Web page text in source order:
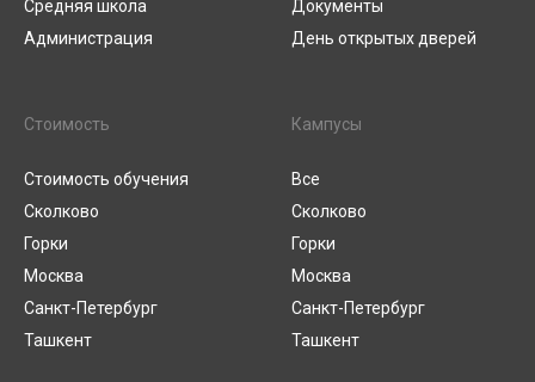
Средняя школа
Администрация
Документы
День открытых дверей
Стоимость
Стоимость обучения
Сколково
Горки
Москва
Санкт-Петербург
Ташкент
Кампусы
Все
Сколково
Горки
Москва
Санкт-Петербург
Ташкент